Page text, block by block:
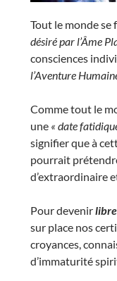
Tout le monde se
désiré par l’Âme
consciences
l’Aventure
Comme tout le
une « date
signifier que à
pourrait
d’extraordinaire
Pour devenir
sur place nos
croyances,
d’immaturité